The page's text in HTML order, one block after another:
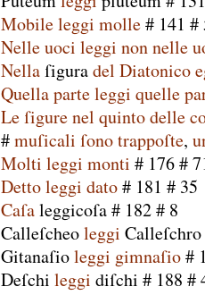
Mobileleggi molle# 141 #
Nelleuoci leggi nonnelle
Nellaſiguradel Diatonico
Quellaparteleggi quelle
Leſigurenel quintodelle
#muſicali ſonotrappoſte,
Molti leggi monti # 176#
Dettoleggi dato# 181 # 35
Caſaleggicoſa# 182# 8
Calleſcheoleggi Calleſchro
Gitanaſioleggi gimnaſio#
Deſchi leggi diſchi # 188 #